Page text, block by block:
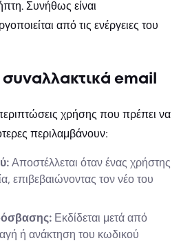
Συνήθως είναι
από τις ενέργειες του
συναλλακτικά email
χρήσης που πρέπει να
περιλαμβάνουν:
Αποστέλλεται όταν ένας χρήστης
επιβεβαιώνοντας τον νέο του
Εκδίδεται μετά από
ή ανάκτηση του κωδικού